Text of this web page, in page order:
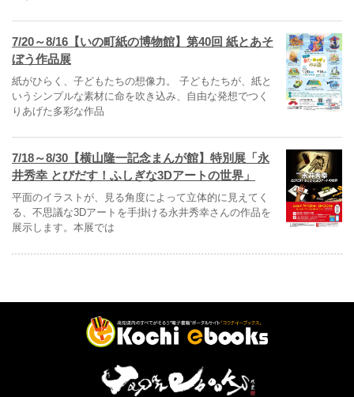
7/20～8/16【いの町紙の博物館】第40回 紙とあそ
ぼう作品展
紙がひらく、子どもたちの想像力。 子どもたちが、紙と
いうシンプルな素材に命を吹き込み、自由な発想でつく
りあげた多彩な作品
7/18～8/30【横山隆一記念まんが館】特別展「永
井秀幸 とびだす！ふしぎな3Dアートの世界」
平面のイラストが、見る角度によって立体的に見えてく
る、不思議な3Dアートを手掛ける永井秀幸さんの作品を
展示します。本展では